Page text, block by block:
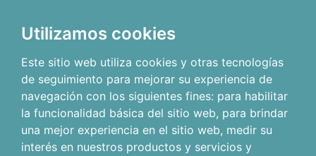
Utilizamos cookies
Este sitio web utiliza cookies y otras tecnologías
de seguimiento para mejorar su experiencia de
navegación con los siguientes fines: para habilitar
la funcionalidad básica del sitio web, para brindar
una mejor experiencia en el sitio web, medir su
interés en nuestros productos y servicios y